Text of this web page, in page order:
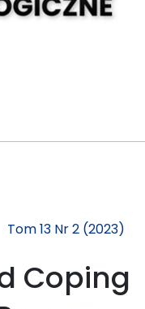
Tom 13 Nr 2 (2023)
Coping